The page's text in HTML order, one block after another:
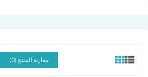
مقارنة المنتج (0)